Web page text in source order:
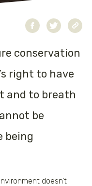
conservation
right to have
and to breath
be
being
doesn’t